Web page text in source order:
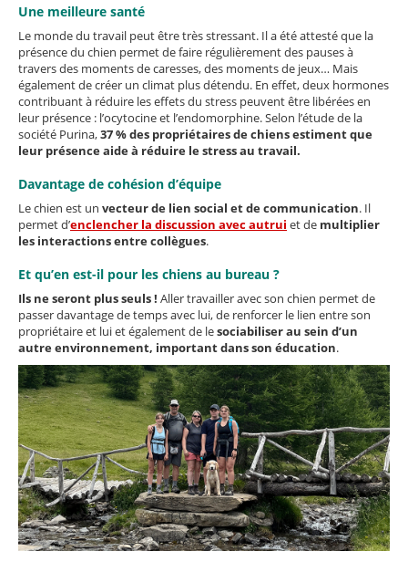
Une meilleure santé
Le monde du travail peut être très stressant. Il a été attesté que la
présence du chien permet de faire régulièrement des pauses à
travers des moments de caresses, des moments de jeux… Mais
également de créer un climat plus détendu. En effet, deux hormones
contribuant à réduire les effets du stress peuvent être libérées en
leur présence : l’ocytocine et l’endomorphine. Selon l’étude de la
société Purina,37 % des propriétaires de chiens estiment que
leur présence aide à réduire le stress au travail.
Davantage de cohésion d’équipe
Le chien est un vecteur de lien social et de communication. Il
permet d’enclencher la discussion avec autrui et de multiplier
les interactions entre collègues.
Et qu’en est-il pour les chiens au bureau ?
Ils ne seront plus seuls ! Aller travailler avec son chien permet de
passer davantage de temps avec lui, de renforcer le lien entre son
propriétaire et lui et également de lesociabiliser au sein d’un
autre environnement, important dans son éducation.